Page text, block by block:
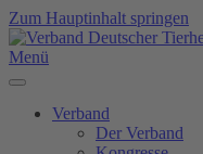
Zum Hauptinhalt springen
Menü
Verband
Der Verband